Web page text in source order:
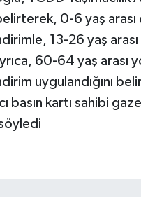
0-6 yaş arası
13-26 yaş
60-64 yaş
uygulandığını
basın kartı sahibi